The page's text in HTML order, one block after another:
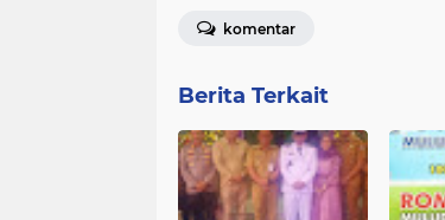
komentar
Berita Terkait